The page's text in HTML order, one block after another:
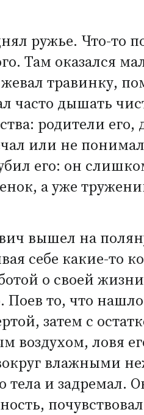
ружье. Что-то
Там оказался
травинку,
часто дышать
родители
или не
его: он
а уже
вышел на
себе какие-
о своей
Поев то, что
затем с
воздухом, ловя
влажными
тела и